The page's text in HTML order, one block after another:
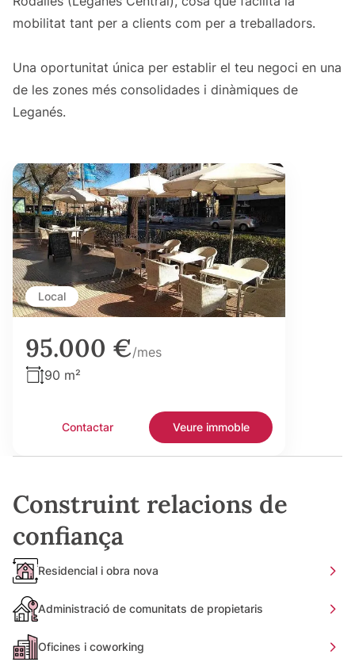
mobilitat tant per a clients com per a treballadors.
Una oportunitat única per establir el teu negoci en una
de les zones més consolidades i dinàmiques de
Leganés.
Local
95.000 €/mes
90 m²
Contactar Veure immoble
Construint relacions de
confiança
Residencial i obra nova
Administració de comunitats de propietaris
Oficines i coworking